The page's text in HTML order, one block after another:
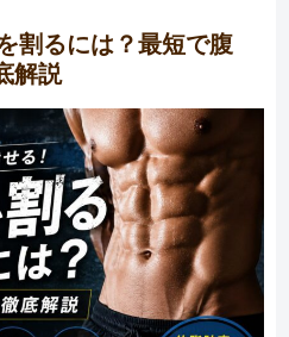
割るには？最短で腹
解説